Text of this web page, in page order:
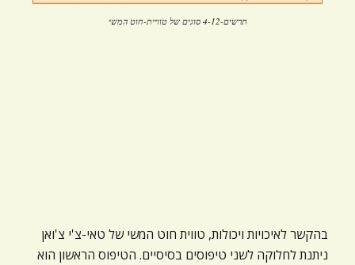
תרשים-4-12 סוגים של טוויית-חוט המשי
בהקשר לאיכויות ויכולות, טווית חוט המשי של טאי-צ'י צ'ואן
ניתנת לחלוקה לשני טיפוסים בסיסיים. הטיפוס הראשון הוא